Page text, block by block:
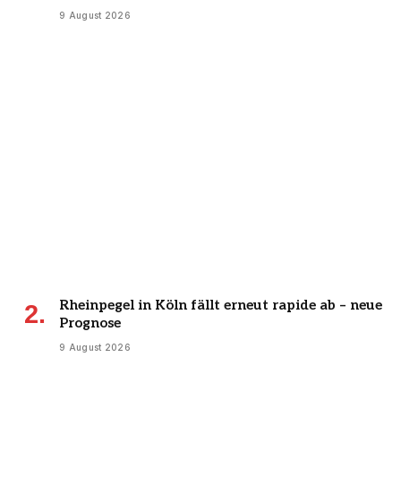
9 August 2026
Rheinpegel in Köln fällt erneut rapide ab – neue
Prognose
9 August 2026